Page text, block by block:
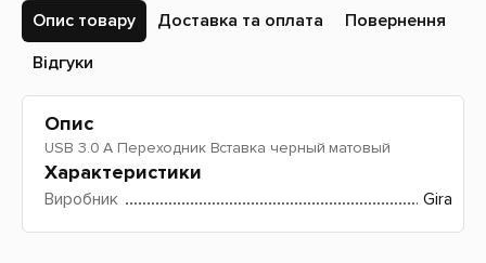
Опис товару Доставка та оплата
Повернення
Відгуки
Опис
USB 3.0 A Переходник Вставка черный матовый
Характеристики
Виробник Gira